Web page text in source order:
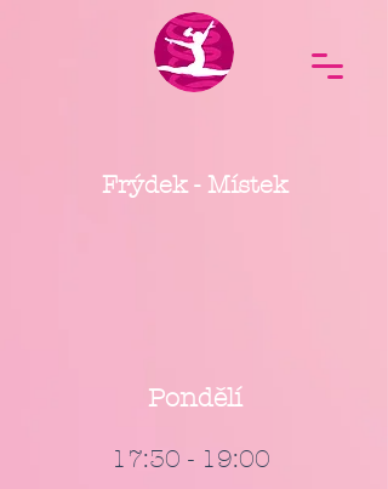
Frýdek - Místek
Pondělí
17:30 - 19:00